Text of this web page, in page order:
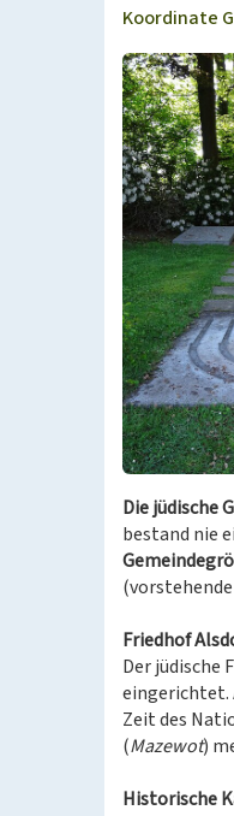
Koordinate
Die jüdische
bestand nie
Friedhof
Der jüdische
eingerichtet.
Zeit des
(Mazewot)
Historische